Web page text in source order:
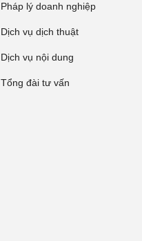
Pháp lý doanh nghiệp
Dịch vụ dịch thuật
Dịch vụ nội dung
Tổng đài tư vấn